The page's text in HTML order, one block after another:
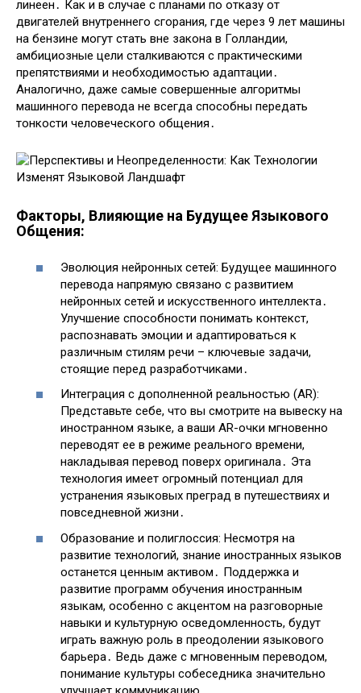
линеен․ Как и в случае с планами по отказу от
двигателей внутреннего сгорания, где через 9 лет машины
на бензине могут стать вне закона в Голландии,
амбициозные цели сталкиваются с практическими
препятствиями и необходимостью адаптации․
Аналогично, даже самые совершенные алгоритмы
машинного перевода не всегда способны передать
тонкости человеческого общения․
Факторы, Влияющие на Будущее Языкового
Общения:
Эволюция нейронных сетей: Будущее машинного
перевода напрямую связано с развитием
нейронных сетей и искусственного интеллекта․
Улучшение способности понимать контекст,
распознавать эмоции и адаптироваться к
различным стилям речи – ключевые задачи,
стоящие перед разработчиками․
Интеграция с дополненной реальностью (AR):
Представьте себе, что вы смотрите на вывеску на
иностранном языке, а ваши AR-очки мгновенно
переводят ее в режиме реального времени,
накладывая перевод поверх оригинала․ Эта
технология имеет огромный потенциал для
устранения языковых преград в путешествиях и
повседневной жизни․
Образование и полиглоссия: Несмотря на
развитие технологий, знание иностранных языков
останется ценным активом․ Поддержка и
развитие программ обучения иностранным
языкам, особенно с акцентом на разговорные
навыки и культурную осведомленность, будут
играть важную роль в преодолении языкового
барьера․ Ведь даже с мгновенным переводом,
понимание культуры собеседника значительно